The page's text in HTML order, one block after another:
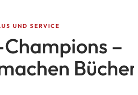
UND SERVICE
–
Bücher